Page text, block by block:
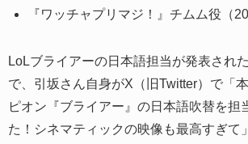
『ワッチャプリマジ！』チムム役（
LoLブライアーの日本語担当が発表され
で、引坂さん自身がX（旧Twitter）で「
ピオン『ブライアー』の日本語吹替を担
た！シネマティックの映像も最高すぎて